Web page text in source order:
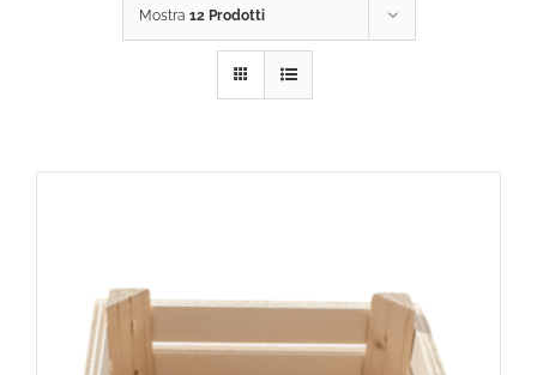
Mostra 12 Prodotti